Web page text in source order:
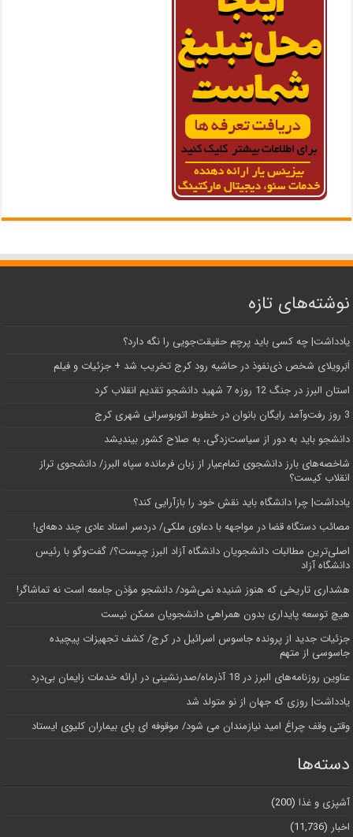
نوشته‌های تازه
یادداشت| ‌چه کسی باید پرچم حقیقت‌جویی را نگه دارد؟
اَبَر‌ویلای شخص ذی‌نفوذ در حاشیه‌ رود کرج تخریب شد + جزئیات و فیلم
استان البرز در جنگ 12 روزه 7 شهید دانشجو تقدیم انقلاب کرد
3 روز رفت‌وآمد رایگان بانوان در خطوط اتوبوسرانی شهری کرج
دانشجو باید به دور از سیاست‌زدگی، به صلاح کشور بیندیشد
شاخصه‌های بارز دانشجوی تمام‌عیار از زبان فرمانده سپاه البرز/ دانشجوی تراز
انقلاب کیست؟
یادداشت| چرا دانشگاه باید نقش خود را بازآرایی کند؟
مصائب دستگاه قضا در مواجهه با دعاوی ملکی/ دردسر اسناد عادی چند‌ دهه‌ای!
اصلی‌ترین مطالبات دانشجویان دانشگاه آزاد البرز چیست؟/ گفت‌وگو با رئیس
دانشگاه آز‌اد
هشداری تاریخی که هنوز شنیده نمی‌شود/ دانشجو مؤذن جامعه است نه تماشاگر!
هیچ توسعه پایداری بدون همراهی دانشجویان ممکن نیست
جزئیات جدید از پرونده جاسوس اسرائیل در کرج/‌ کشف تجهیزات پیچیده
جاسوسی از متهم
عناوین روزنامه‌های البرز در ‌18 آذرماه/صدرنشینی در ارائه خدمات زایمان بی‌درد
یادداشت| روزی که جهان از نو متولد شد
وقتی وقف چراغ امید نیازمندان می شود/ موقوفه ای پای بیماران کلیوی ایستاد
دسته‌ها
آشپزی و غذا (200)
اخبار (11,736)